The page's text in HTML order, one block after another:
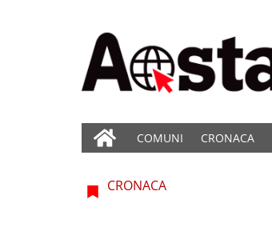
COMUNI CRONACA
CRONACA